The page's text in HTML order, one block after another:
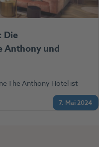
7. Mai 2024
Die
Anthony und
The Anthony Hotel ist